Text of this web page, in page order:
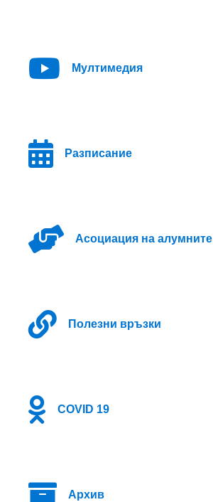
Мултимедия
Разписание
Асоциация на алумните
Полезни връзки
COVID 19
Архив